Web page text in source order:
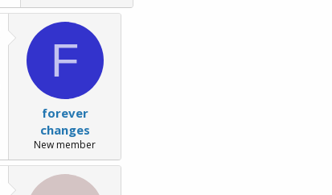
F
forever
changes
New member